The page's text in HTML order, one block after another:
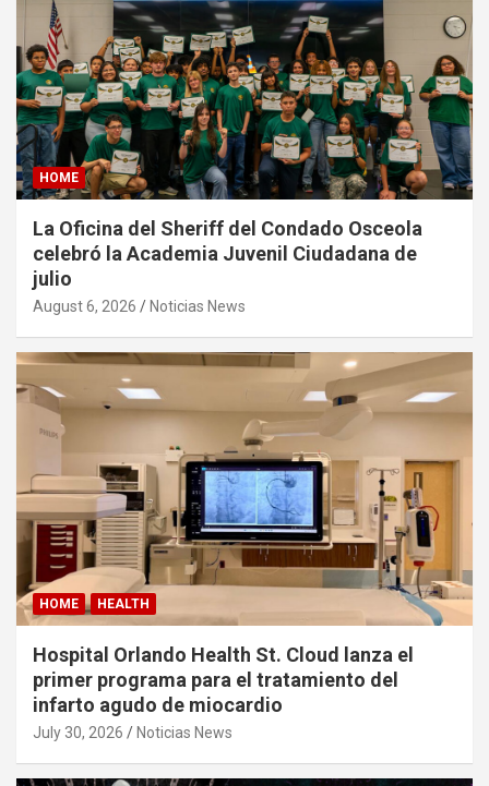
HOME
La Oficina del Sheriff del Condado Osceola
celebró la Academia Juvenil Ciudadana de
julio
August 6, 2026 Noticias News
HOME HEALTH
Hospital Orlando Health St. Cloud lanza el
primer programa para el tratamiento del
infarto agudo de miocardio
July 30, 2026 Noticias News